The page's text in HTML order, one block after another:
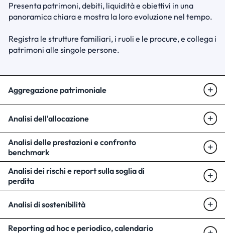
Presenta patrimoni, debiti, liquidità e obiettivi in una
panoramica chiara e mostra la loro evoluzione nel tempo.
Registra le strutture familiari, i ruoli e le procure, e collega i
patrimoni alle singole persone.
Aggregazione patrimoniale
Analisi dell'allocazione
Analisi delle prestazioni e confronto
benchmark
Analisi dei rischi e report sulla soglia di
perdita
Analisi di sostenibilità
Reporting ad hoc e periodico, calendario